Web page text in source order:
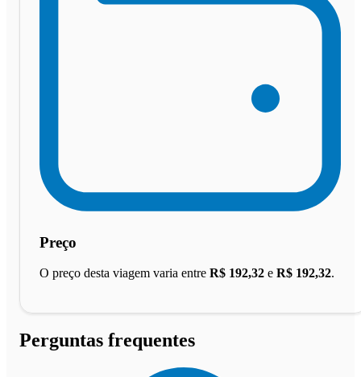
Preço
O preço desta viagem varia entre R$ 192,32 e R$ 192,32.
Perguntas frequentes